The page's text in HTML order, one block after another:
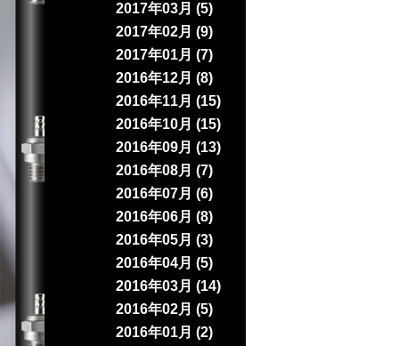
2017年03月 (5)
2017年02月 (9)
2017年01月 (7)
2016年12月 (8)
2016年11月 (15)
2016年10月 (15)
2016年09月 (13)
2016年08月 (7)
2016年07月 (6)
2016年06月 (8)
2016年05月 (3)
2016年04月 (5)
2016年03月 (14)
2016年02月 (5)
2016年01月 (2)